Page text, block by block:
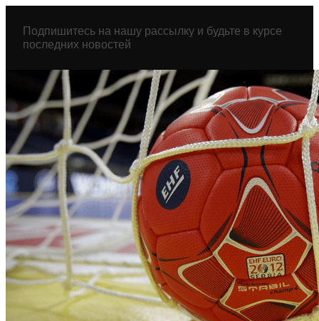
содержимому
Подпишитесь на нашу рассылку и будьте в курсе
последних новостей